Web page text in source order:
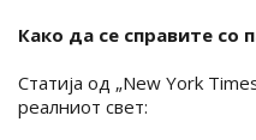
Како да се справите со
Статија од „New York
реалниот свет: